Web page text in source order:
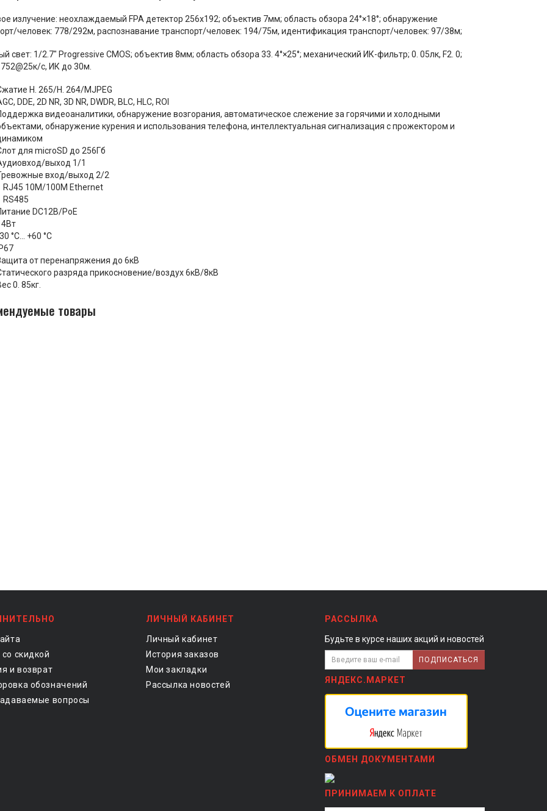
излучение: неохлаждаемый FPA детектор 256x192; объектив 7мм; область обзора 24°×18°; обнаружение
человек: 778/292м, распознавание транспорт/человек: 194/75м, идентификация транспорт/человек: 97/38м;
свет: 1/2.7" Progressive CMOS; объектив 8мм; область обзора 33. 4°×25°; механический ИК-фильтр; 0. 05лк, F2. 0;
с, ИК до 30м.
H. 265/H. 264/MJPEG
DDE, 2D NR, 3D NR, DWDR, BLC, HLC, ROI
видеоаналитики, обнаружение возгорания, автоматическое слежение за горячими и холодными
обнаружение курения и использования телефона, интеллектуальная сигнализация с прожектором и
для microSD до 256Гб
выход 1/1
вход/выход 2/2
RJ45 10M/100M Ethernet
RS485
DC12В/PoE
°C... +60 °C
от перенапряжения до 6кВ
разряда прикосновение/воздух 6кВ/8кВ
0. 85кг.
товары
скидкой
и возврат
обозначений
вопросы
ЛИЧНЫЙ КАБИНЕТ
Личный кабинет
История заказов
Мои закладки
Рассылка новостей
РАССЫЛКА
Будьте в курсе наших акций и новостей
ПОДПИСАТЬСЯ
ЯНДЕКС.МАРКЕТ
ОБМЕН ДОКУМЕНТАМИ
ПРИНИМАЕМ К ОПЛАТЕ